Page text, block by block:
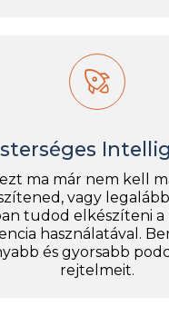
ma már nem kell
vagy
tudod elkészíteni a
használatával.
és gyorsabb
rejtelmeit.